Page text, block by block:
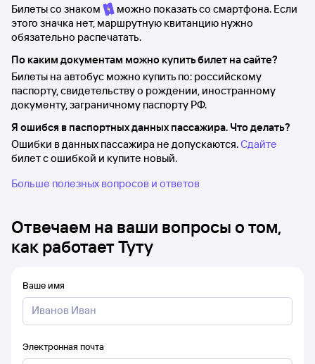
Билеты со знаком
можно показать со смартфона. Если
этого значка нет, маршрутную квитанцию нужно
обязательно распечатать.
По каким документам можно купить билет на сайте?
Билеты на автобус можно купить по: российскому
паспорту, свидетельству о рождении, иностранному
документу, заграничному паспорту РФ.
Я ошибся в паспортных данных пассажира. Что делать?
Ошибки в данных пассажира не допускаются.Сдайте
билет с ошибкой и купите новый.
Больше полезных вопросов и ответов
Отвечаем на ваши вопросы о том,
как работает Туту
Ваше имя
Электронная почта